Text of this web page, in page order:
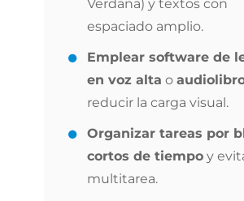
Verdana) y textos con
espaciado amplio.
Emplear software de
en voz alta o
reducir la carga visual.
Organizar tareas por
cortos de tiempo y
multitarea.